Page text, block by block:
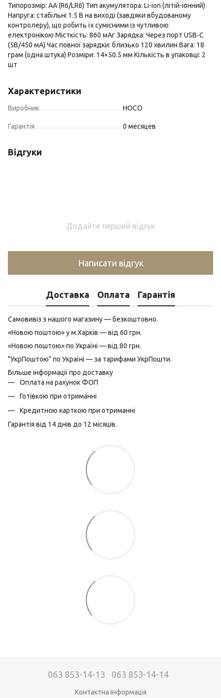
Типорозмір: AA (R6/LR6) Тип акумулятора: Li-ion (літій-іонний)
Напруга: стабільні 1.5 В на виході (завдяки вбудованому
контролеру), що робить їх сумісними із чутливою
електронікою Місткість: 860 мАг Зарядка: Через порт USB-C
(5В/450 мА) Час повної зарядки: близько 120 хвилин Вага: 18
грам (одна штука) Розміри: 14×50.5 мм Кількість в упаковці: 2
шт
Характеристики
Виробник HOCO
Гарантія 0 месяцев
Відгуки
Додайте перший відгук
Написати відгук
Доставка Оплата Гарантія
Самовивіз з нашого магазину — безкоштовно.
«Новою поштою» у м.Харків — від 60 грн.
«Новою поштою» по Україні — від 80 грн.
"УкрПоштою" по Україні — за тарифами УкрПошти.
Більше інформації про доставку
Оплата на рахунок ФОП
Готівкою при отриманні
Кредитною карткою при отриманні
Гарантія від 14 днів до 12 місяців.
063 853-14-13 063 853-14-14
Контактна інформація